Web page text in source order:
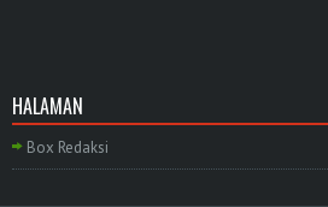
HALAMAN
Box Redaksi